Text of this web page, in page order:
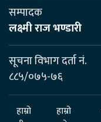
सम्पादक
लक्ष्मी राज भण्डारी
सूचना विभाग दर्ता नं.
८८५/०७५-७६
हाम्रो
हाम्रो